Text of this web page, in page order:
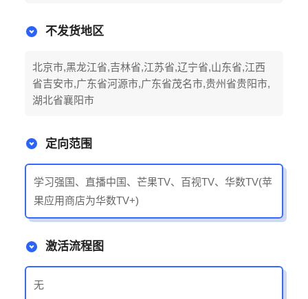
不发货地区
北京市,黑龙江省,吉林省,江苏省,辽宁省,山东省,江西
省吉安市,广东省河源市,广东省茂名市,贵州省贵阳市,
湖北省襄阳市
定向范围
学习强国、直播中国、芒果TV、百视TV、华数TV(苹
果应用商店为华数TV+)
激活流程图
无